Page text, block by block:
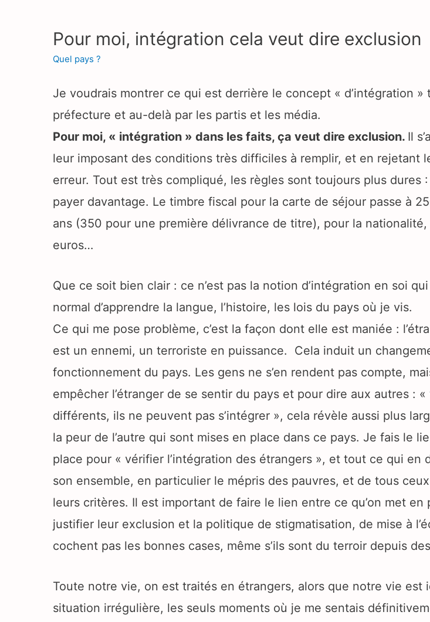
Pour moi, intégration cela veut dire exclusion
Quel pays ?
Je voudrais montrer ce qui est derrière le concept « d’intégration »
préfecture et au-delà par les partis et les média.
Pour moi, « intégration » dans les faits, ça veut dire exclusion. Il
leur imposant des conditions très difficiles à remplir, et en rejetant
erreur. Tout est très compliqué, les règles sont toujours plus dures
payer davantage. Le timbre fiscal pour la carte de séjour passe à
ans (350 pour une première délivrance de titre), pour la
euros…
Que ce soit bien clair : ce n’est pas la notion d’intégration en soi
normal d’apprendre la langue, l’histoire, les lois du pays où je vis.
Ce qui me pose problème, c’est la façon dont elle est maniée :
est un ennemi, un terroriste en puissance. Cela induit un
fonctionnement du pays. Les gens ne s’en rendent pas compte,
empêcher l’étranger de se sentir du pays et pour dire aux autres :
différents, ils ne peuvent pas s’intégrer », cela révèle aussi plus
la peur de l’autre qui sont mises en place dans ce pays. Je fais le
place pour « vérifier l’intégration des étrangers », et tout ce qui en
son ensemble, en particulier le mépris des pauvres, et de tous
leurs critères. Il est important de faire le lien entre ce qu’on met
justifier leur exclusion et la politique de stigmatisation, de mise à
cochent pas les bonnes cases, même s’ils sont du terroir depuis
Toute notre vie, on est traités en étrangers, alors que notre vie est
situation irrégulière, les seuls moments où je me sentais